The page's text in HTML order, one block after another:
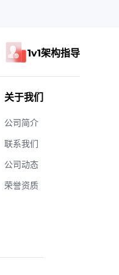
1v1架构指导
关于我们
公司简介
联系我们
公司动态
荣誉资质